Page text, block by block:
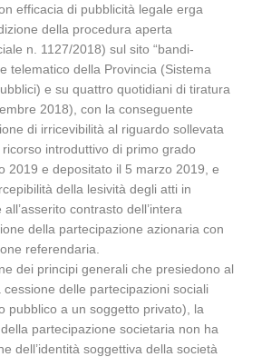
efficacia di pubblicità legale erga
della procedura aperta
n. 1127/2018) sul sito “bandi-
telematico della Provincia (Sistema
e su quattro quotidiani di tiratura
2018), con la conseguente
di irricevibilità al riguardo sollevata
introduttivo di primo grado
2019 e depositato il 5 marzo 2019, e
della lesività degli atti in
contrasto dell’intera
della partecipazione azionaria con
referendaria.
dei principi generali che presiedono al
delle partecipazioni sociali
pubblico a un soggetto privato), la
partecipazione societaria non ha
dell’identità soggettiva della società